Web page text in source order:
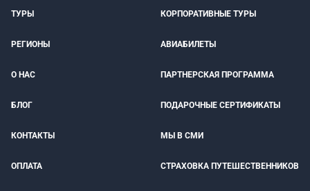
ТУРЫ КОРПОРАТИВНЫЕ ТУРЫ
РЕГИОНЫ АВИАБИЛЕТЫ
О НАС ПАРТНЕРСКАЯ ПРОГРАММА
БЛОГ ПОДАРОЧНЫЕ СЕРТИФИКАТЫ
КОНТАКТЫ МЫ В СМИ
ОПЛАТА СТРАХОВКА ПУТЕШЕСТВЕННИКОВ